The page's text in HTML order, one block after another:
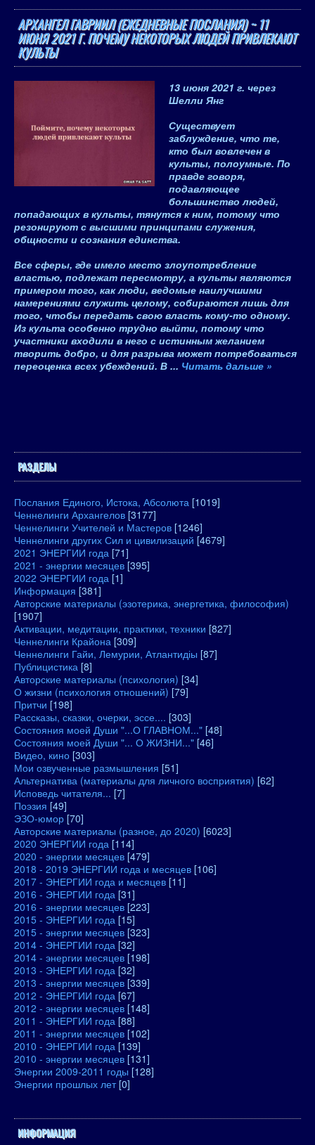
АРХАНГЕЛ ГАВРИИЛ (ЕЖЕДНЕВНЫЕ ПОСЛАНИЯ) ~ 11
ИЮНЯ 2021 Г. ПОЧЕМУ НЕКОТОРЫХ ЛЮДЕЙ ПРИВЛЕКАЮТ
КУЛЬТЫ
13 июня 2021 г. через
Шелли Янг
Существует
заблуждение, что те,
кто был вовлечен в
культы, полоумные. По
правде говоря,
подавляющее
большинство людей,
попадающих в культы, тянутся к ним, потому что
резонируют с высшими принципами служения,
общности и сознания единства.
Все сферы, где имело место злоупотребление
властью, подлежат пересмотру, а культы являются
примером того, как люди, ведомые наилучшими
намерениями служить целому, собираются лишь для
того, чтобы передать свою власть кому-то одному.
Из культа особенно трудно выйти, потому что
участники входили в него с истинным желанием
творить добро, и для разрыва может потребоваться
переоценка всех убеждений. В ... Читать дальше »
РАЗДЕЛЫ
Послания Единого, Истока, Абсолюта [1019]
Ченнелинги Архангелов [3177]
Ченнелинги Учителей и Мастеров [1246]
Ченнелинги других Сил и цивилизаций [4679]
2021 ЭНЕРГИИ года [71]
2021 - энергии месяцев [395]
2022 ЭНЕРГИИ года [1]
Информация [381]
Авторские материалы (эзотерика, энергетика, философия)
[1907]
Активации, медитации, практики, техники [827]
Ченнелинги Крайона [309]
Ченнелинги Гайи, Лемурии, Атлантидіы [87]
Публицистика [8]
Авторские материалы (психология) [34]
О жизни (психология отношений) [79]
Притчи [198]
Рассказы, сказки, очерки, эссе.... [303]
Состояния моей Души "...О ГЛАВНОМ..." [48]
Состояния моей Души "... О ЖИЗНИ..." [46]
Видео, кино [303]
Мои озвученные размышления [51]
Альтернатива (материалы для личного восприятия) [62]
Исповедь читателя... [7]
Поэзия [49]
ЭЗО-юмор [70]
Авторские материалы (разное, до 2020) [6023]
2020 ЭНЕРГИИ года [114]
2020 - энергии месяцев [479]
2018 - 2019 ЭНЕРГИИ года и месяцев [106]
2017 - ЭНЕРГИИ года и месяцев [11]
2016 - ЭНЕРГИИ года [31]
2016 - энергии месяцев [223]
2015 - ЭНЕРГИИ года [15]
2015 - энергии месяцев [323]
2014 - ЭНЕРГИИ года [32]
2014 - энергии месяцев [198]
2013 - ЭНЕРГИИ года [32]
2013 - энергии месяцев [339]
2012 - ЭНЕРГИИ года [67]
2012 - энергии месяцев [148]
2011 - ЭНЕРГИИ года [88]
2011 - энергии месяцев [102]
2010 - ЭНЕРГИИ года [139]
2010 - энергии месяцев [131]
Энергии 2009-2011 годы [128]
Энергии прошлых лет [0]
ИНФОРМАЦИЯ